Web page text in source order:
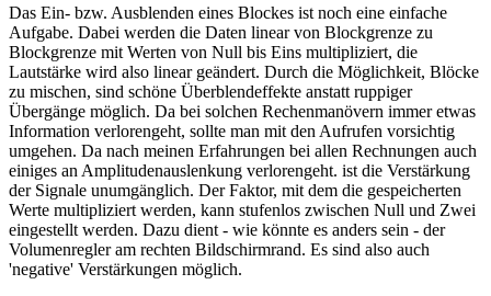
Das Ein- bzw. Ausblenden eines Blockes ist noch eine einfache
Aufgabe. Dabei werden die Daten linear von Blockgrenze zu
Blockgrenze mit Werten von Null bis Eins multipliziert, die
Lautstärke wird also linear geändert. Durch die Möglichkeit, Blöcke
zu mischen, sind schöne Überblendeffekte anstatt ruppiger
Übergänge möglich. Da bei solchen Rechenmanövern immer etwas
Information verlorengeht, sollte man mit den Aufrufen vorsichtig
umgehen. Da nach meinen Erfahrungen bei allen Rechnungen auch
einiges an Amplitudenauslenkung verlorengeht. ist die Verstärkung
der Signale unumgänglich. Der Faktor, mit dem die gespeicherten
Werte multipliziert werden, kann stufenlos zwischen Null und Zwei
eingestellt werden. Dazu dient - wie könnte es anders sein - der
Volumenregler am rechten Bildschirmrand. Es sind also auch
'negative' Verstärkungen möglich.